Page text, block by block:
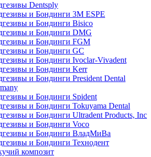
Dentsply
и Бондинги 3M ESPE
и Бондинги Bisico
и Бондинги DMG
и Бондинги FGM
и Бондинги GC
и Бондинги Ivoclar-Vivadent
и Бондинги Kerr
и Бондинги President Dental
и Бондинги Spident
и Бондинги Tokuyama Dental
и Бондинги Ultradent Products, Inc
и Бондинги Voco
и Бондинги ВладМиВа
и Бондинги Технодент
композит